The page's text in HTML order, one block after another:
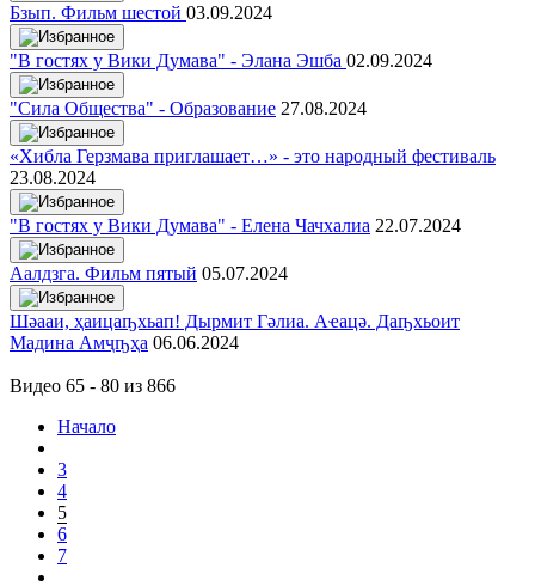
Бзып. Фильм шестой 03.09.2024
"В гостях у Вики Думава" - Элана Эшба 02.09.2024
"Сила Общества" - Образование 27.08.2024
«Хибла Герзмава приглашает…» - это народный фестиваль
23.08.2024
"В гостях у Вики Думава" - Елена Чачхалиа 22.07.2024
Аалдзга. Фильм пятый 05.07.2024
Шәааи, ҳаицаҧхьап! Дырмит Гәлиа. Аҽацә. Даҧхьоит
Мадина Амҷҧҳа 06.06.2024
Видео 65 - 80 из 866
Начало
3
4
5
6
7